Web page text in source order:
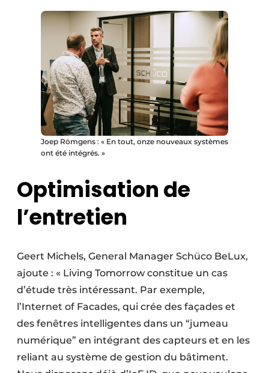
Joep Römgens : « En tout, onze nouveaux systèmes
ont été intégrés. »
Optimisation de
l’entretien
Geert Michels, General Manager Schüco BeLux,
ajoute : « Living Tomorrow constitue un cas
d’étude très intéressant. Par exemple,
l’Internet of Facades, qui crée des façades et
des fenêtres intelligentes dans un “jumeau
numérique” en intégrant des capteurs et en les
reliant au système de gestion du bâtiment.